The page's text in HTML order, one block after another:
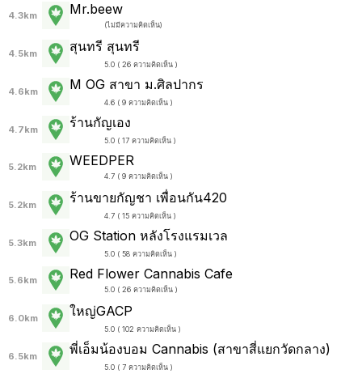
4.3km Mr.beew
(ไม่มีความคิดเห็น)
4.5km สุนทรี สุนทรี
5.0 ( 26 ความคิดเห็น )
4.6km M OG สาขา ม.ศิลปากร
4.6 ( 9 ความคิดเห็น )
4.7km ร้านกัญเอง
5.0 ( 17 ความคิดเห็น )
5.2km WEEDPER
4.7 ( 9 ความคิดเห็น )
5.2km ร้านขายกัญชา เพื่อนกัน420
4.7 ( 15 ความคิดเห็น )
5.3km OG Station หลังโรงแรมเวล
5.0 ( 58 ความคิดเห็น )
5.6km Red Flower Cannabis Cafe
5.0 ( 26 ความคิดเห็น )
6.0km ใหญ่GACP
5.0 ( 102 ความคิดเห็น )
6.5km พี่เอ็มน้องบอม Cannabis (สาขาสี่แยกวัดกลาง)
5.0 ( 7 ความคิดเห็น )